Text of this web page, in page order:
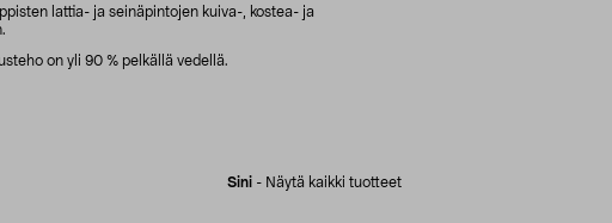
lattia- ja seinäpintojen kuiva-, kostea- ja
on yli 90 % pelkällä vedellä.
Sini - Näytä kaikki tuotteet